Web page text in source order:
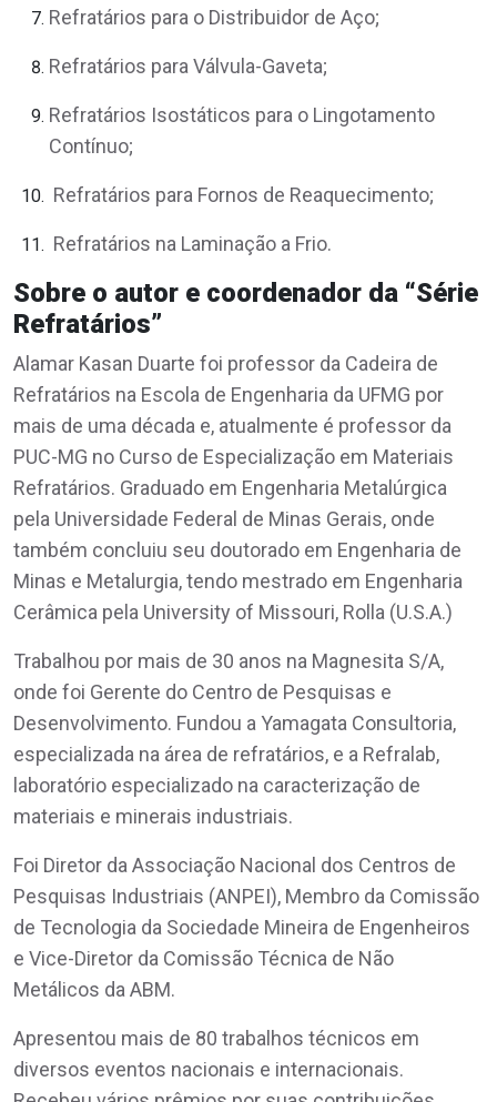
Refratários para o Distribuidor de Aço;
Refratários para Válvula-Gaveta;
Refratários Isostáticos para o Lingotamento
Contínuo;
Refratários para Fornos de Reaquecimento;
Refratários na Laminação a Frio.
Sobre o autor e coordenador da “Série
Refratários”
Alamar Kasan Duarte foi professor da Cadeira de
Refratários na Escola de Engenharia da UFMG por
mais de uma década e, atualmente é professor da
PUC-MG no Curso de Especialização em Materiais
Refratários. Graduado em Engenharia Metalúrgica
pela Universidade Federal de Minas Gerais, onde
também concluiu seu doutorado em Engenharia de
Minas e Metalurgia, tendo mestrado em Engenharia
Cerâmica pela University of Missouri, Rolla (U.S.A.)
Trabalhou por mais de 30 anos na Magnesita S/A,
onde foi Gerente do Centro de Pesquisas e
Desenvolvimento. Fundou a Yamagata Consultoria,
especializada na área de refratários, e a Refralab,
laboratório especializado na caracterização de
materiais e minerais industriais.
Foi Diretor da Associação Nacional dos Centros de
Pesquisas Industriais (ANPEI), Membro da Comissão
de Tecnologia da Sociedade Mineira de Engenheiros
e Vice-Diretor da Comissão Técnica de Não
Metálicos da ABM.
Apresentou mais de 80 trabalhos técnicos em
diversos eventos nacionais e internacionais.